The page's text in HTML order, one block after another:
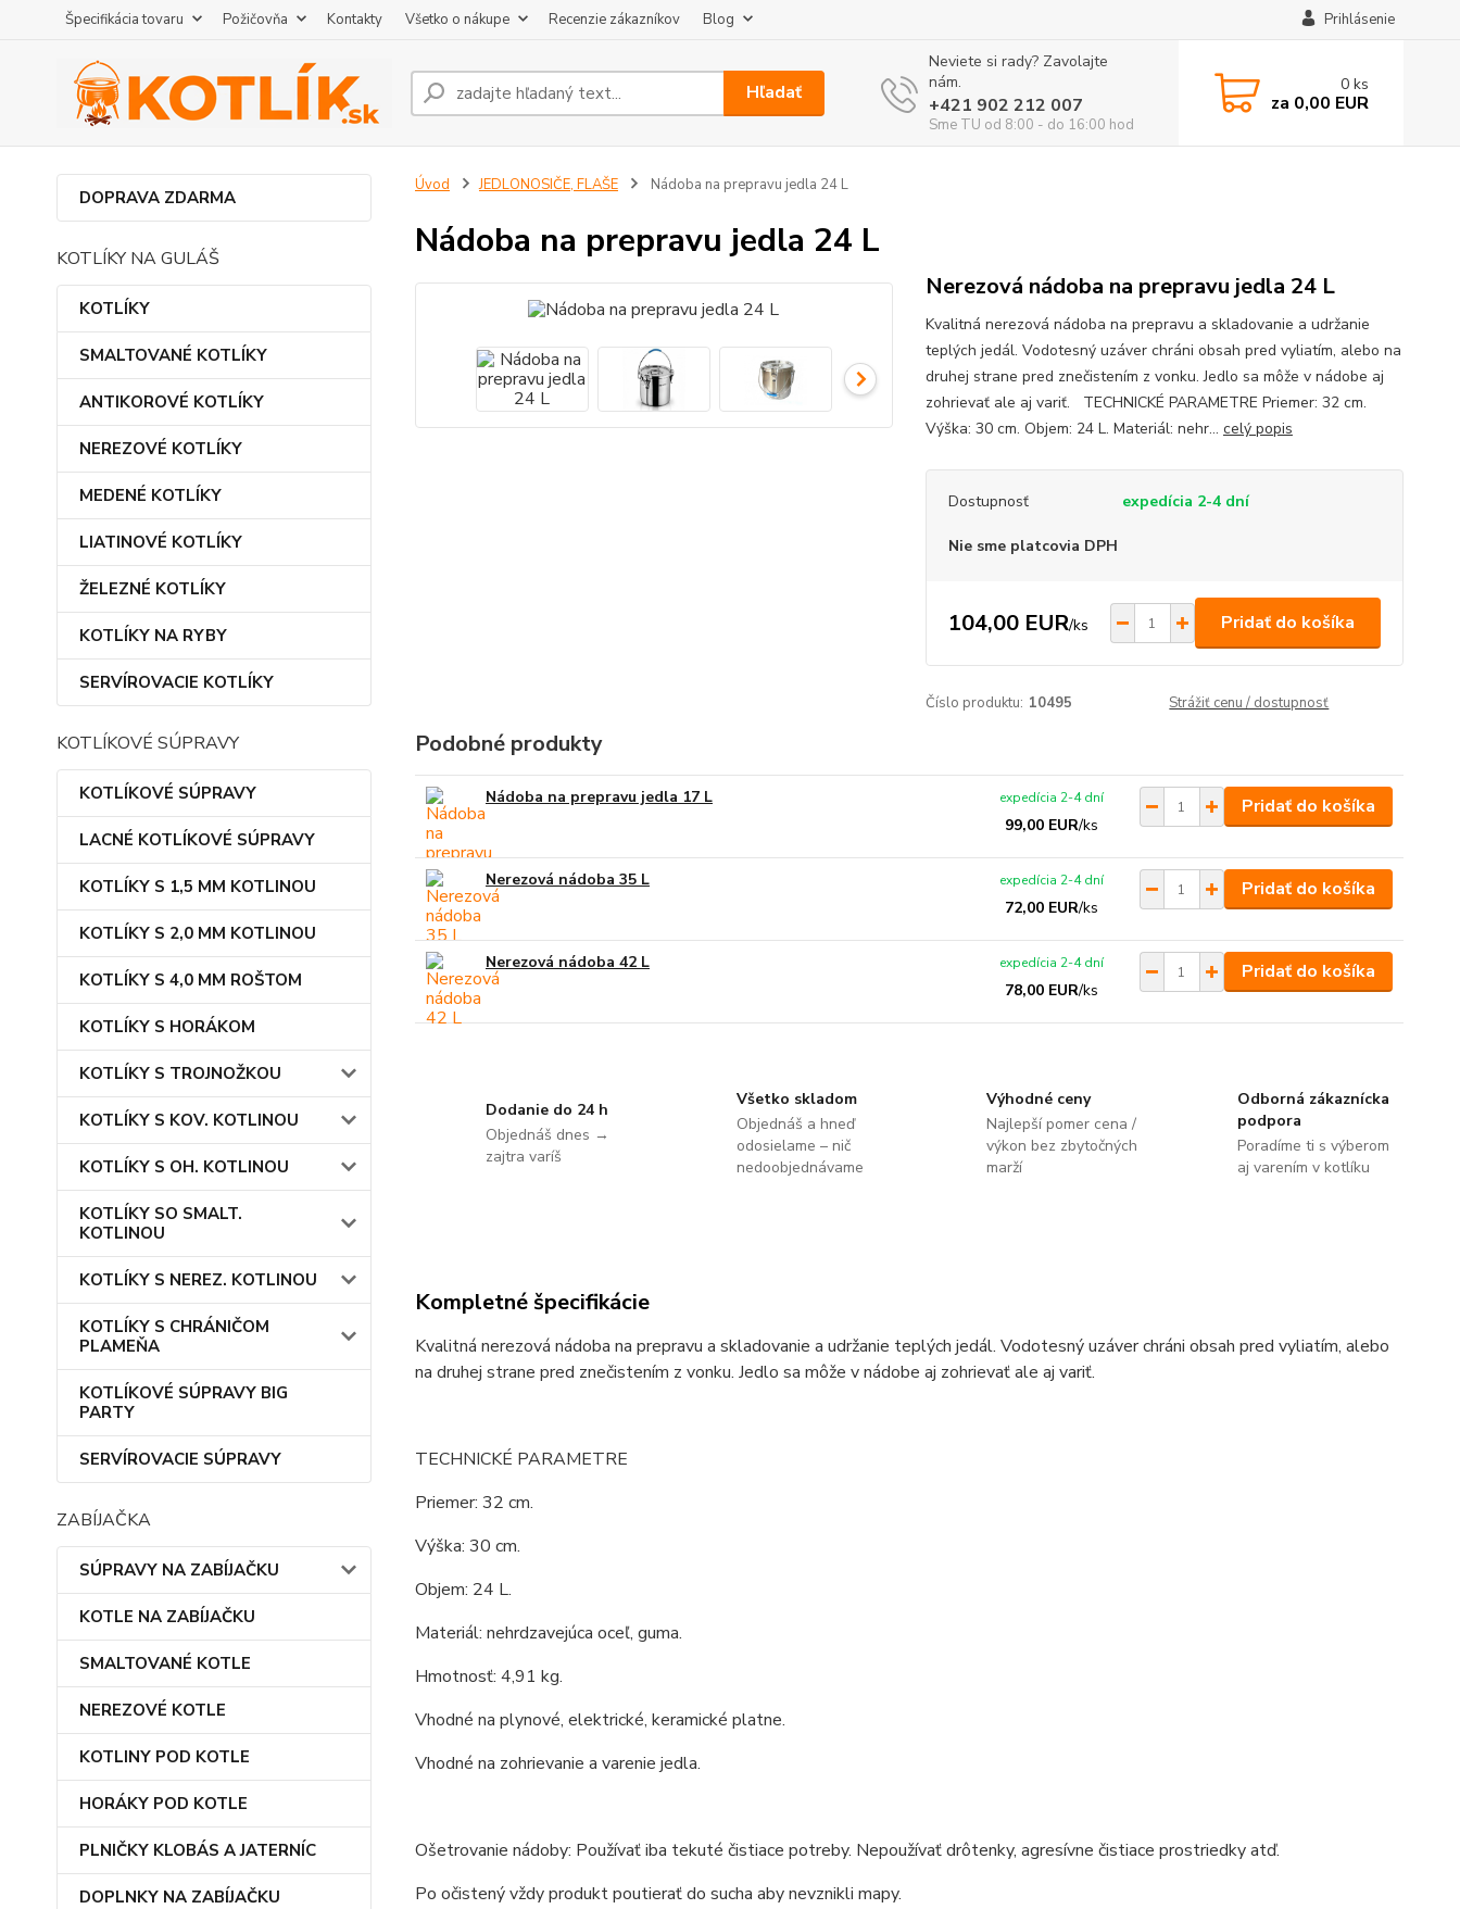
Špecifikácia tovaru Požičovňa Kontakty Všetko o nákupe Recenzie zákazníkov Blog Prihlásenie
Hľadať
Neviete si rady? Zavolajte
nám.
+421 902 212 007
Sme TU od 8:00 - do 16:00 hod
0 ks
za 0,00 EUR
DOPRAVA ZDARMA
KOTLÍKY NA GULÁŠ
KOTLÍKY
SMALTOVANÉ KOTLÍKY
ANTIKOROVÉ KOTLÍKY
NEREZOVÉ KOTLÍKY
MEDENÉ KOTLÍKY
LIATINOVÉ KOTLÍKY
ŽELEZNÉ KOTLÍKY
KOTLÍKY NA RYBY
SERVÍROVACIE KOTLÍKY
KOTLÍKOVÉ SÚPRAVY
KOTLÍKOVÉ SÚPRAVY
LACNÉ KOTLÍKOVÉ SÚPRAVY
KOTLÍKY S 1,5 MM KOTLINOU
KOTLÍKY S 2,0 MM KOTLINOU
KOTLÍKY S 4,0 MM ROŠTOM
KOTLÍKY S HORÁKOM
KOTLÍKY S TROJNOŽKOU
KOTLÍKY S KOV. KOTLINOU
KOTLÍKY S OH. KOTLINOU
KOTLÍKY SO SMALT.
KOTLINOU
KOTLÍKY S NEREZ. KOTLINOU
KOTLÍKY S CHRÁNIČOM
PLAMEŇA
KOTLÍKOVÉ SÚPRAVY BIG
PARTY
SERVÍROVACIE SÚPRAVY
ZABÍJAČKA
SÚPRAVY NA ZABÍJAČKU
KOTLE NA ZABÍJAČKU
SMALTOVANÉ KOTLE
NEREZOVÉ KOTLE
KOTLINY POD KOTLE
HORÁKY POD KOTLE
PLNIČKY KLOBÁS A JATERNÍC
DOPLNKY NA ZABÍJAČKU
Úvod JEDLONOSIČE, FLAŠE Nádoba na prepravu jedla 24 L
Nádoba na prepravu jedla 24 L
Nerezová nádoba na prepravu jedla 24 L
Kvalitná nerezová nádoba na prepravu a skladovanie a udržanie
teplých jedál. Vodotesný uzáver chráni obsah pred vyliatím, alebo na
druhej strane pred znečistením z vonku. Jedlo sa môže v nádobe aj
zohrievať ale aj variť. TECHNICKÉ PARAMETRE Priemer: 32 cm.
Výška: 30 cm. Objem: 24 L. Materiál: nehr... celý popis
Dostupnosť expedícia 2-4 dní
Nie sme platcovia DPH
104,00 EUR/ks Pridať do košíka
Číslo produktu: 10495 Strážiť cenu / dostupnosť
Podobné produkty
Nádoba na prepravu jedla 17 L
99,00 EUR/ks
expedícia 2-4 dní Pridať do košíka
Nerezová nádoba 35 L
72,00 EUR/ks
expedícia 2-4 dní Pridať do košíka
Nerezová nádoba 42 L
78,00 EUR/ks
expedícia 2-4 dní Pridať do košíka
Dodanie do 24 h
Objednáš dnes →
zajtra varíš
Všetko skladom
Objednáš a hneď
odosielame – nič
nedoobjednávame
Výhodné ceny
Najlepší pomer cena /
výkon bez zbytočných
marží
Odborná zákaznícka
podpora
Poradíme ti s výberom
aj varením v kotlíku
Kompletné špecifikácie
Kvalitná nerezová nádoba na prepravu a skladovanie a udržanie teplých jedál. Vodotesný uzáver chráni obsah pred vyliatím, alebo
na druhej strane pred znečistením z vonku. Jedlo sa môže v nádobe aj zohrievať ale aj variť.
TECHNICKÉ PARAMETRE
Priemer: 32 cm.
Výška: 30 cm.
Objem: 24 L.
Materiál: nehrdzavejúca oceľ, guma.
Hmotnosť: 4,91 kg.
Vhodné na plynové, elektrické, keramické platne.
Vhodné na zohrievanie a varenie jedla.
Ošetrovanie nádoby: Používať iba tekuté čistiace potreby. Nepoužívať drôtenky, agresívne čistiace prostriedky atď.
Po očistený vždy produkt poutierať do sucha aby nevznikli mapy.